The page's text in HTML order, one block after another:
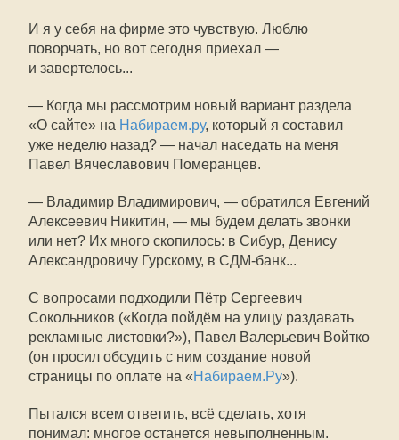
И я у себя на фирме это чувствую. Люблю
поворчать, но вот сегодня приехал —
и завертелось...
— Когда мы рассмотрим новый вариант раздела
«О сайте» на Набираем.ру, который я составил
уже неделю назад? — начал наседать на меня
Павел Вячеславович Померанцев.
— Владимир Владимирович, — обратился Евгений
Алексеевич Никитин, — мы будем делать звонки
или нет? Их много скопилось: в Сибур, Денису
Александровичу Гурскому, в СДМ-банк...
С вопросами подходили Пётр Сергеевич
Сокольников («Когда пойдём на улицу раздавать
рекламные листовки?»), Павел Валерьевич Войтко
(он просил обсудить с ним создание новой
страницы по оплате на «Набираем.Ру»).
Пытался всем ответить, всё сделать, хотя
понимал: многое останется невыполненным.